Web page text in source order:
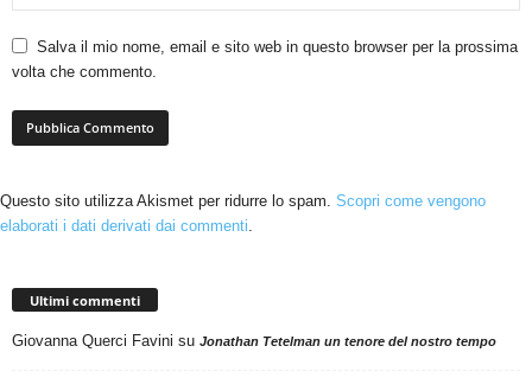
Salva il mio nome, email e sito web in questo browser per la prossima
volta che commento.
Questo sito utilizza Akismet per ridurre lo spam. Scopri come vengono
elaborati i dati derivati dai commenti.
Ultimi commenti
Giovanna Querci Favini su Jonathan Tetelman un tenore del nostro tempo